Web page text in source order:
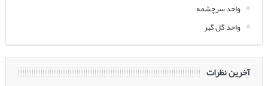
واحد سرچشمه
واحد گل گهر
آخرین نظرات